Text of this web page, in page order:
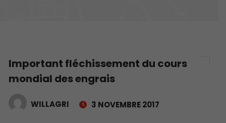
Important fléchissement du cours
mondial des engrais
WILLAGRI 3 NOVEMBRE 2017